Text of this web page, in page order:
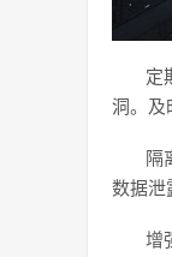
定
洞。及
隔
数据泄
增